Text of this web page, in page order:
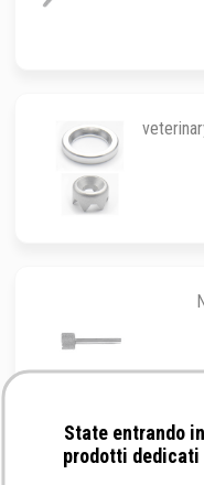
State entrando
prodotti